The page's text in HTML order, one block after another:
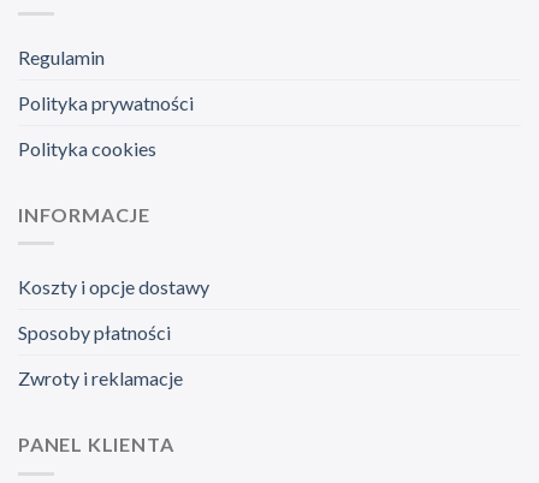
Regulamin
Polityka prywatności
Polityka cookies
INFORMACJE
Koszty i opcje dostawy
Sposoby płatności
Zwroty i reklamacje
PANEL KLIENTA